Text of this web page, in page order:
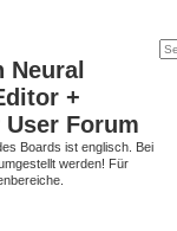
Neural
+
Forum
Boards ist englisch. Bei
werden! Für